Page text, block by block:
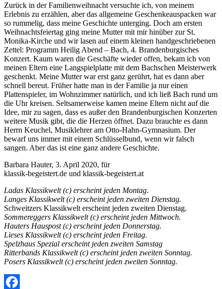
Zurück in der Familienweihnacht versuchte ich, von meinem
Erlebnis zu erzählen, aber das allgemeine Geschenkeauspacken war
so rummelig, dass meine Geschichte unterging. Doch am ersten
Weihnachtsfeiertag ging meine Mutter mit mir hinüber zur St.
Monika-Kirche und wir lasen auf einem kleinen handgeschriebenen
Zettel: Programm Heilig Abend – Bach, 4. Brandenburgisches
Konzert. Kaum waren die Geschäfte wieder offen, bekam ich von
meinen Eltern eine Langspielplatte mit dem Bachschen Meisterwerk
geschenkt. Meine Mutter war erst ganz gerührt, hat es dann aber
schnell bereut. Früher hatte man in der Familie ja nur einen
Plattenspieler, im Wohnzimmer natürlich, und ich ließ Bach rund um
die Uhr kreisen. Seltsamerweise kamen meine Eltern nicht auf die
Idee, mir zu sagen, dass es außer den Brandenburgischen Konzerten
weitere Musik gibt, die die Herzen öffnet. Dazu brauchte es dann
Herrn Keuchel, Musiklehrer am Otto-Hahn-Gymnasium. Der
bewarf uns immer mit einem Schlüsselbund, wenn wir falsch
sangen. Aber das ist eine ganz andere Geschichte.
Barbara Hauter, 3. April 2020, für
klassik-begeistert.de und klassik-begeistert.at
Ladas Klassikwelt (c) erscheint jeden Montag.
Langes Klassikwelt (c) erscheint jeden zweiten Dienstag.
Schweitzers Klassikwelt erscheint jeden zweiten Dienstag.
Sommereggers Klassikwelt (c) erscheint jeden Mittwoch.
Hauters Hauspost (c) erscheint jeden Donnerstag.
Lieses Klassikwelt (c) erscheint jeden Freitag.
Spelzhaus Spezial erscheint jeden zweiten Samstag
Ritterbands Klassikwelt (c) erscheint jeden zweiten Sonntag.
Posers Klassikwelt (c) erscheint jeden zweiten Sonntag.